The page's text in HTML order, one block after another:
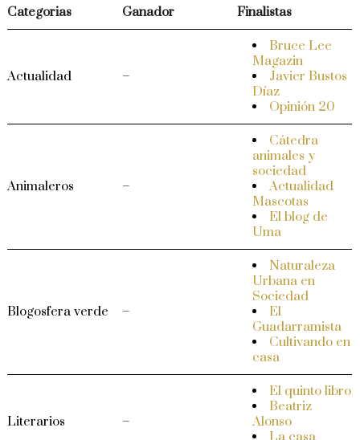
Categorias Ganador Finalistas
Actualidad –
Bruce Lee
Magazin
Javier Bustos
Díaz
Opinión 20
Animaleros –
Cátedra
animales y
sociedad
Actualidad
Mascotas
El blog de
Uma
Blogosfera verde –
Naturaleza
Urbana en
Sociedad
El
Guadarramista
Cultivando en
casa
Literarios –
El quinto libro
Beatriz
Alonso